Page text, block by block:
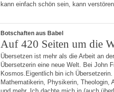
kann einfach schön sein, kann
Botschaften aus Babel
Auf 420 Seiten um die
Übersetzen ist mehr als die Arbeit an
Übersetzerin eine neue Welt. Bei John
Kosmos.Eigentlich bin ich
Mathematikerin, Physikerin, Theologin,